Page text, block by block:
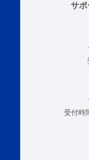
サポ
受付時